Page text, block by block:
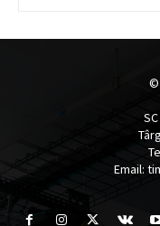
©
Email: